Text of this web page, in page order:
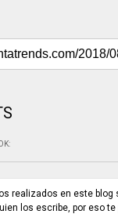
:
realizados en este blog
los escribe, por eso